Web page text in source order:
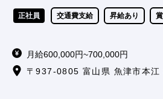
正社員 交通費支給 昇給あり
月給600,000円~700,000円
〒937-0805 富山県 魚津市本江